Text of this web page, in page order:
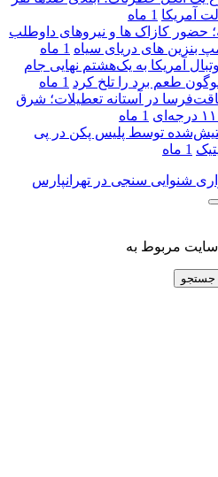
1 ماه
کازاک‌ ها و نیروهای داوطلب
بنزین‌ های دریای سیاه 1 ماه
آمریکا به یک‌هشتم نهایی جام
طعم برد را تلخ کرد 1 ماه
در آستانه تعطیلات؛ شرق
1 ماه
توسط پلیس پکن در پی
1 ماه
شنوایی سنجی در تهرانپارس
مربوط به
جستجو